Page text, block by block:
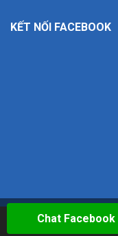
KẾT NỐI FACEBOOK
Copyright 2026 ©
Chat Facebook